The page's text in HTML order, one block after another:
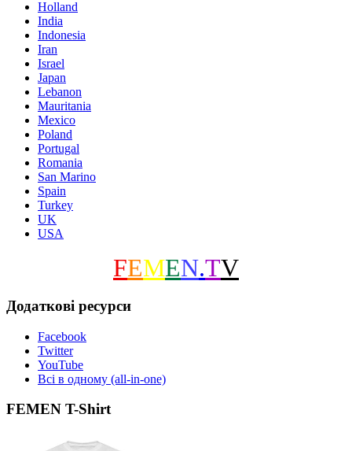
Holland
India
Indonesia
Iran
Israel
Japan
Lebanon
Mauritania
Mexico
Poland
Portugal
Romania
San Marino
Spain
Turkey
UK
USA
FEMEN.TV
Додаткові ресурси
Facebook
Twitter
YouTube
Всі в одному (all-in-one)
FEMEN T-Shirt